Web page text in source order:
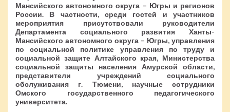
Мансийского автономного округа – Югры и регионов
России. В частности, среди гостей и участников
мероприятия присутствовали руководители
Департамента социального развития Ханты-
Мансийского автономного округа – Югры, управления
по социальной политике управления по труду и
социальной защите Алтайского края, Министерства
социальной защиты населения Амурской области,
представители учреждений социального
обслуживания г. Тюмени, научные сотрудники
Омского государственного педагогического
университета.